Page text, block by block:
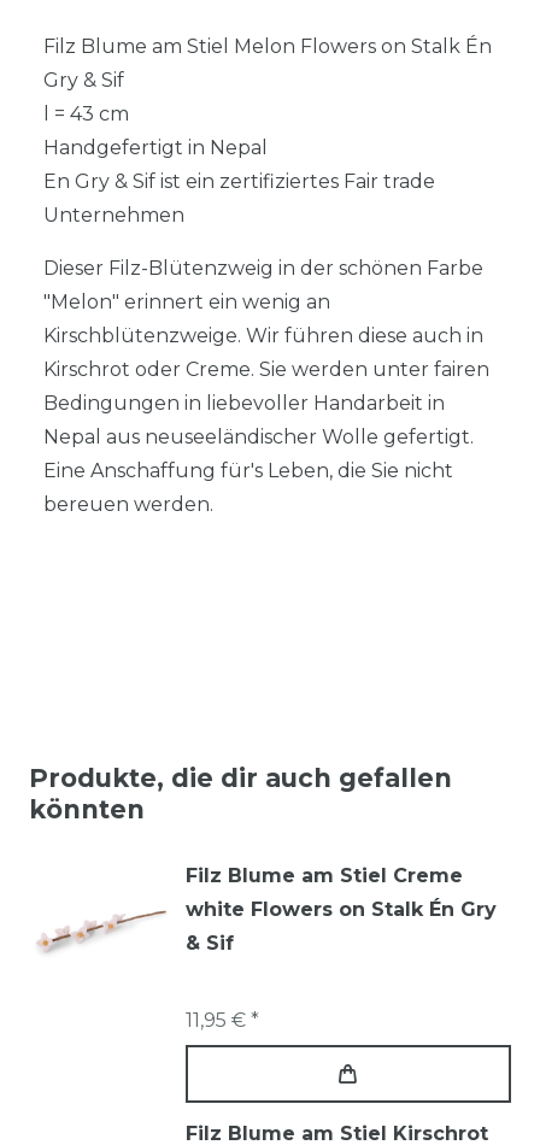
Filz Blume am Stiel Melon Flowers on Stalk Én
Gry & Sif
l = 43 cm
Handgefertigt in Nepal
En Gry & Sif ist ein zertifiziertes Fair trade
Unternehmen
Dieser Filz-Blütenzweig in der schönen Farbe
"Melon" erinnert ein wenig an
Kirschblütenzweige. Wir führen diese auch in
Kirschrot oder Creme. Sie werden unter fairen
Bedingungen in liebevoller Handarbeit in
Nepal aus neuseeländischer Wolle gefertigt.
Eine Anschaffung für's Leben, die Sie nicht
bereuen werden.
Produkte, die dir auch gefallen
könnten
Filz Blume am Stiel Creme
white Flowers on Stalk Én Gry
& Sif
11,95 € *
Filz Blume am Stiel Kirschrot